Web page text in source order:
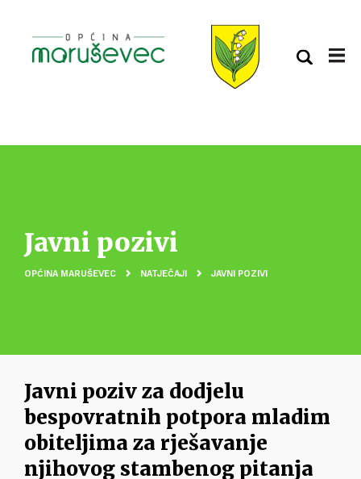
Javni pozivi
OPĆINA MARUŠEVEC NATJEČAJI JAVNI POZIVI
Javni poziv za dodjelu
bespovratnih potpora mladim
obiteljima za rješavanje
njihovog stambenog pitanja